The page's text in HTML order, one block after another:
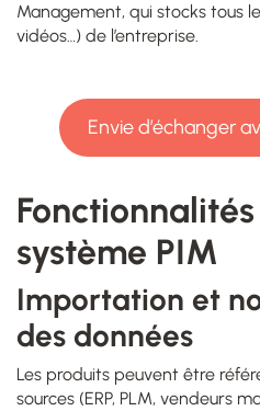
Management, qui stocks tous
vidéos…) de l’entreprise.
Envie d’échanger
Fonctionnalités
système PIM
Importation et
des données
Les produits peuvent être
sources (ERP, PLM, vendeurs